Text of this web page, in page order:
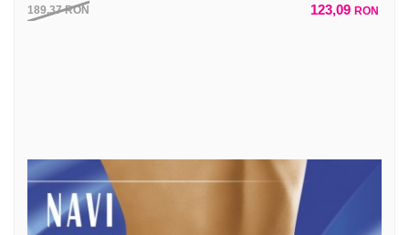
189,37RON 123,09 RON